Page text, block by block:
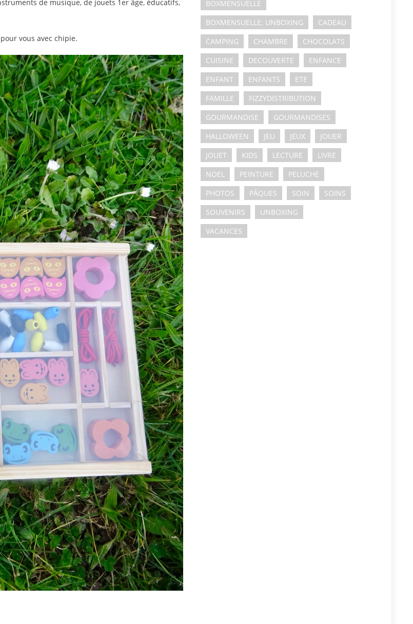
de musique, de jouets 1er âge, éducatifs,
vous avec chipie.
BOXMENSUELLE
BOXMENSUELLE; UNBOXING
CADEAU
CAMPING
CHAMBRE
CHOCOLATS
CUISINE
DECOUVERTE
ENFANCE
ENFANT
ENFANTS
ETE
FAMILLE
FIZZYDISTRIBUTION
GOURMANDISE
GOURMANDISES
HALLOWEEN
JEU JEUX
JOUER
JOUET
KIDS LECTURE
LIVRE
NOEL
PEINTURE
PELUCHE
PHOTOS
PÂQUES SOIN
SOINS
SOUVENIRS
UNBOXING
VACANCES